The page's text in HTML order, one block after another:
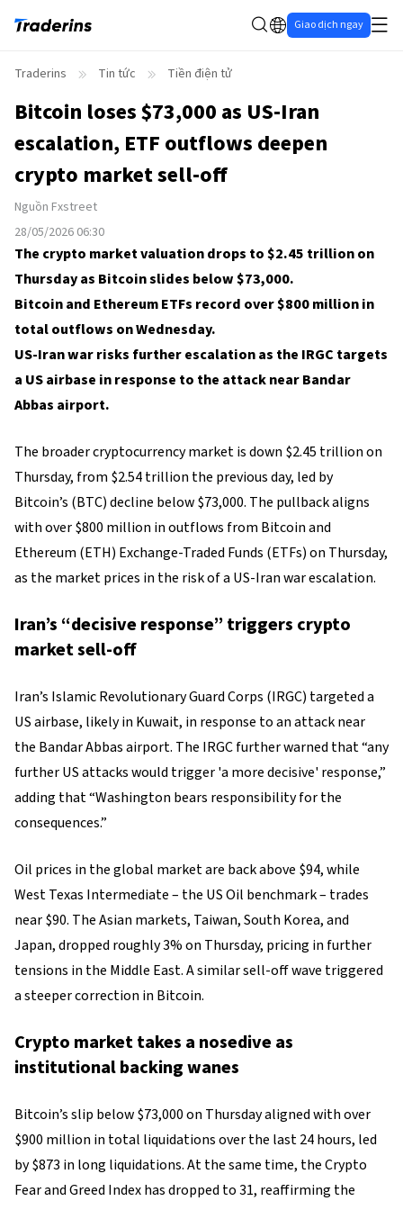
Giao dịch ngay
Traderins Tin tức Tiền điện tử
Bitcoin loses $73,000 as US-Iran
escalation, ETF outflows deepen
crypto market sell-off
Nguồn Fxstreet
28/05/2026 06:30
The crypto market valuation drops to $2.45 trillion on
Thursday as Bitcoin slides below $73,000.
Bitcoin and Ethereum ETFs record over $800 million in
total outflows on Wednesday.
US-Iran war risks further escalation as the IRGC targets
a US airbase in response to the attack near Bandar
Abbas airport.
The broader cryptocurrency market is down $2.45 trillion on
Thursday, from $2.54 trillion the previous day, led by
Bitcoin’s (BTC) decline below $73,000. The pullback aligns
with over $800 million in outflows from Bitcoin and
Ethereum (ETH) Exchange-Traded Funds (ETFs) on Thursday,
as the market prices in the risk of a US-Iran war escalation.
Iran’s “decisive response” triggers crypto
market sell-off
Iran’s Islamic Revolutionary Guard Corps (IRGC) targeted a
US airbase, likely in Kuwait, in response to an attack near
the Bandar Abbas airport. The IRGC further warned that “any
further US attacks would trigger 'a more decisive' response,”
adding that “Washington bears responsibility for the
consequences.”
Oil prices in the global market are back above $94, while
West Texas Intermediate – the US Oil benchmark – trades
near $90. The Asian markets, Taiwan, South Korea, and
Japan, dropped roughly 3% on Thursday, pricing in further
tensions in the Middle East. A similar sell-off wave triggered
a steeper correction in Bitcoin.
Crypto market takes a nosedive as
institutional backing wanes
Bitcoin’s slip below $73,000 on Thursday aligned with over
$900 million in total liquidations over the last 24 hours, led
by $873 in long liquidations. At the same time, the Crypto
Fear and Greed Index has dropped to 31, reaffirming the